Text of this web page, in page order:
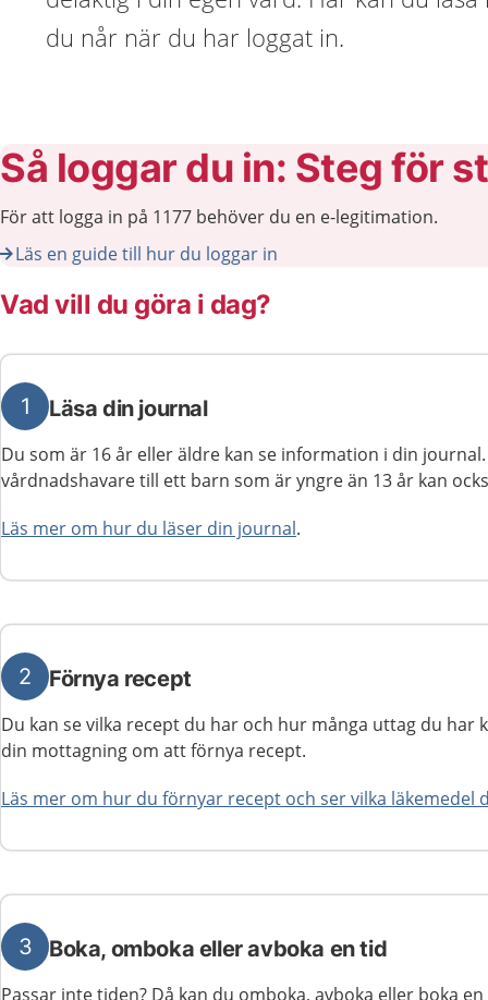
du når när du har loggat in.
Så loggar du in: Steg för
För att logga in på 1177 behöver du en e-legitimation.
Läs en guide till hur du loggar in
Vad vill du göra i dag?
1 Läsa din journal
Du som är 16 år eller äldre kan se information i din
vårdnadshavare till ett barn som är yngre än 13 år kan
Läs mer om hur du läser din journal.
2 Förnya recept
Du kan se vilka recept du har och hur många uttag du har
din mottagning om att förnya recept.
Läs mer om hur du förnyar recept och ser vilka läkemedel
3 Boka, omboka eller avboka en tid
Passar inte tiden? Då kan du omboka, avboka eller boka